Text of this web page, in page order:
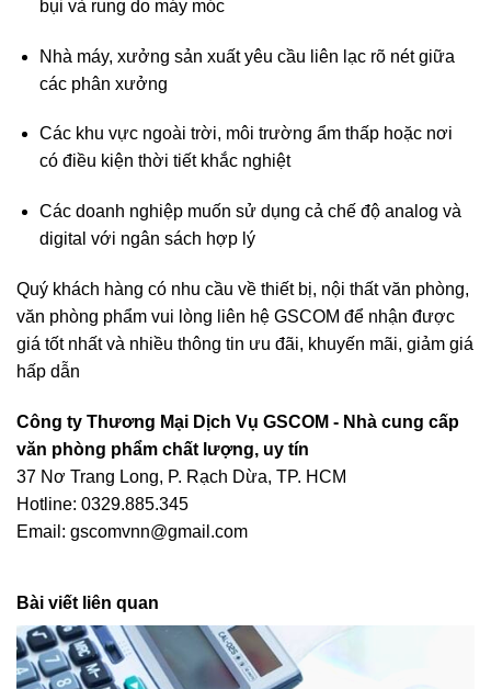
bụi và rung do máy móc
Nhà máy, xưởng sản xuất yêu cầu liên lạc rõ nét giữa
các phân xưởng
Các khu vực ngoài trời, môi trường ẩm thấp hoặc nơi
có điều kiện thời tiết khắc nghiệt
Các doanh nghiệp muốn sử dụng cả chế độ analog và
digital với ngân sách hợp lý
Quý khách hàng có nhu cầu về thiết bị, nội thất văn phòng,
văn phòng phẩm vui lòng liên hệ GSCOM để nhận được
giá tốt nhất và nhiều thông tin ưu đãi, khuyến mãi, giảm giá
hấp dẫn
Công ty Thương Mại Dịch Vụ GSCOM - Nhà cung cấp
văn phòng phẩm chất lượng, uy tín
37 Nơ Trang Long, P. Rạch Dừa, TP. HCM
Hotline: 0329.885.345
Email: gscomvnn@gmail.com
Bài viết liên quan